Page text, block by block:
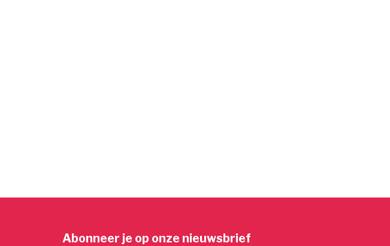
Abonneer je op onze nieuwsbrief